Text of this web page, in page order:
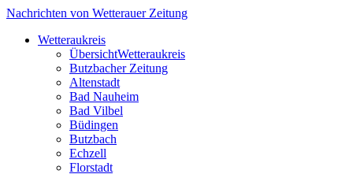
Nachrichten von Wetterauer Zeitung
Wetteraukreis
ÜbersichtWetteraukreis
Butzbacher Zeitung
Altenstadt
Bad Nauheim
Bad Vilbel
Büdingen
Butzbach
Echzell
Florstadt